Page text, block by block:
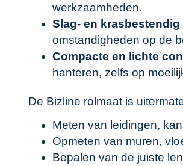
werkzaamheden.
Slag- en krasbestendig
omstandigheden op de
Compacte en lichte
hanteren, zelfs op
De Bizline rolmaat is
Meten van leidingen,
Opmeten van muren,
Bepalen van de juiste